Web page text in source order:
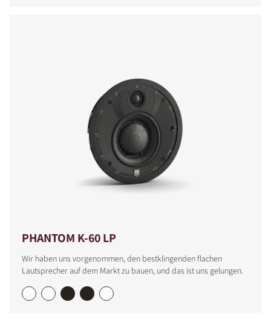
PHANTOM K-60 LP
Wir haben uns vorgenommen, den bestklingenden flachen
Lautsprecher auf dem Markt zu bauen, und das ist uns gelungen.